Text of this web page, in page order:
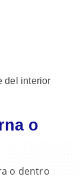
del interior
o
o dentro